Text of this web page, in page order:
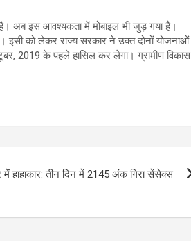
अब इस आवश्यकता में मोबाइल भी जुड़ गया है।
इसी को लेकर राज्य सरकार ने उक्त दोनों योजनाओं
2019 के पहले हासिल कर लेगा। ग्रामीण विकास
में हाहाकार: तीन दिन में 2145 अंक गिरा सेंसेक्स